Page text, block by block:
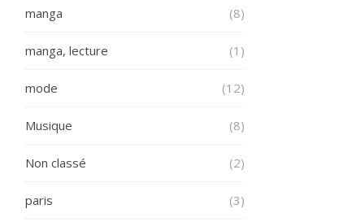
manga (8)
manga, lecture (1)
mode (12)
Musique (8)
Non classé (2)
paris (3)